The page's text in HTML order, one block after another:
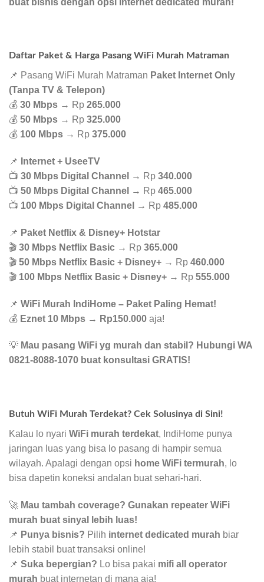
Daftar Paket & Harga Pasang WiFi Murah Matraman
📌 Pasang WiFi Murah Matraman Paket Internet Only
(Tanpa TV & Telepon)
💰 30 Mbps → Rp 265.000
💰 50 Mbps → Rp 325.000
💰 100 Mbps → Rp 375.000
📌
Internet + UseeTV
📺 30 Mbps Digital Channel → Rp 340.000
📺 50 Mbps Digital Channel → Rp 465.000
📺 100 Mbps Digital Channel → Rp 485.000
📌 Paket Netflix & Disney+ Hotstar
🎬 30 Mbps Netflix Basic → Rp 365.000
🎬 50 Mbps Netflix Basic + Disney+ → Rp 460.000
🎬 100 Mbps Netflix Basic + Disney+ → Rp 555.000
📌 WiFi Murah IndiHome – Paket Paling Hemat!
💰 Eznet 10 Mbps → Rp150.000 aja!
💡 Mau pasang WiFi yg murah dan stabil? Hubungi WA
0821-8088-1070 buat konsultasi GRATIS!
Butuh WiFi Murah Terdekat? Cek Solusinya di Sini!
Kalau lo nyari WiFi murah terdekat, IndiHome punya
jaringan luas yang bisa lo pasang di hampir semua
wilayah. Apalagi dengan opsi home WiFi termurah, lo
bisa dapetin koneksi andalan buat sehari-hari.
🚀 Mau tambah coverage? Gunakan repeater WiFi
murah buat sinyal lebih luas!
📌 Punya bisnis? Pilih internet dedicated murah biar
lebih stabil buat transaksi online!
📌 Suka bepergian? Lo bisa pakai mifi all operator
murah buat internetan di mana aja!